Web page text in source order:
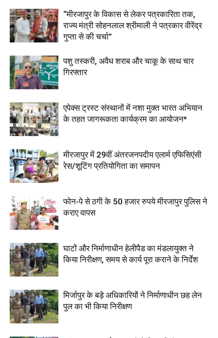
“मीरजापुर के विकास से लेकर पत्रकारिता तक,
राज्य मंत्री सोहनलाल श्रीमाली ने पत्रकार वीरेंद्र
गुप्ता से की चर्चा”
पशु तस्करी, अवैध शराब और चाकू के साथ चार
गिरफ्तार
एपेक्स ट्रस्ट संस्थानों में नशा मुक्त भारत अभियान
के तहत जागरूकता कार्यक्रम का आयोजन*
मीरजापुर में 29वीं अंतरजनपदीय एलार्म एफिसिएंसी
रेस/शूटिंग प्रतियोगिता का समापन
फोन-पे से ठगी के 50 हजार रुपये मीरजापुर पुलिस ने
कराए वापस
घाटों और निर्माणाधीन हेलीपैड का मंडलायुक्त ने
किया निरीक्षण, समय से कार्य पूरा कराने के निर्देश
मिर्जापुर के बड़े अधिकारियों ने निर्माणाधीन छह लेन
पुल का भी किया निरीक्षण